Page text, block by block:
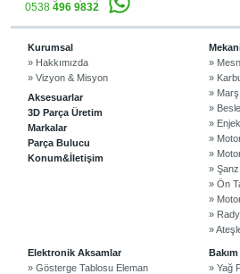
müşterilerimize çözüm sunuyoruz.
0538 496 9832
Kurumsal
» Hakkımızda
» Vizyon & Misyon
Aksesuarlar
3D Parça Üretim
Markalar
Parça Bulucu
Konum&İletişim
»
»
»
»
»
»
»
»
» Ön
»
»
»
Elektronik Aksamlar
» Gösterge Tablosu Eleman
» Yağ